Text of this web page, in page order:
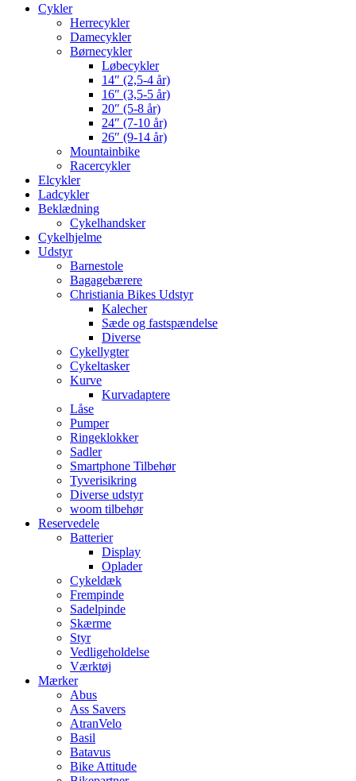
Cykler
Herrecykler
Damecykler
Børnecykler
Løbecykler
14″ (2,5-4 år)
16″ (3,5-5 år)
20″ (5-8 år)
24″ (7-10 år)
26″ (9-14 år)
Mountainbike
Racercykler
Elcykler
Ladcykler
Beklædning
Cykelhandsker
Cykelhjelme
Udstyr
Barnestole
Bagagebærere
Christiania Bikes Udstyr
Kalecher
Sæde og fastspændelse
Diverse
Cykellygter
Cykeltasker
Kurve
Kurvadaptere
Låse
Pumper
Ringeklokker
Sadler
Smartphone Tilbehør
Tyverisikring
Diverse udstyr
woom tilbehør
Reservedele
Batterier
Display
Oplader
Cykeldæk
Frempinde
Sadelpinde
Skærme
Styr
Vedligeholdelse
Værktøj
Mærker
Abus
Ass Savers
AtranVelo
Basil
Batavus
Bike Attitude